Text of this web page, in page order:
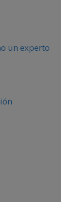
un experto